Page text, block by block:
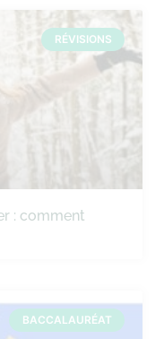
RÉVISIONS
: comment
BACCALAURÉAT